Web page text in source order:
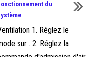
du
1. Réglez le
sur . 2. Réglez la